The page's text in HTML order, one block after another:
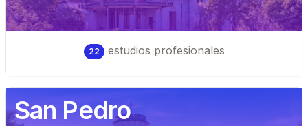
22 estudios profesionales
San Pedro